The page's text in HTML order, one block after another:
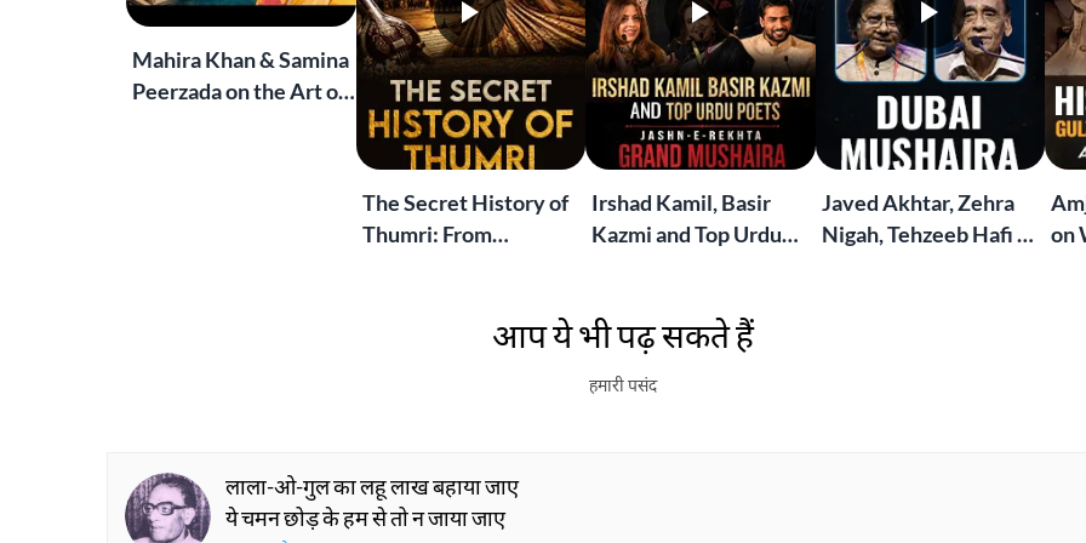
Mahira Khan & Samina
Peerzada on the Art of
The Secret History of
Thumri: From
Irshad Kamil, Basir
Kazmi and Top Urdu
London Grand
Mushaira
Javed Akhtar, Zehra
Nigah, Tehzeeb Hafi &
on
आप ये भी पढ़ सकते हैं
हमारी पसंद
लाला-ओ-गुल का लहू लाख बहाया जाए
ये चमन छोड़ के हम से तो न जाया जाए